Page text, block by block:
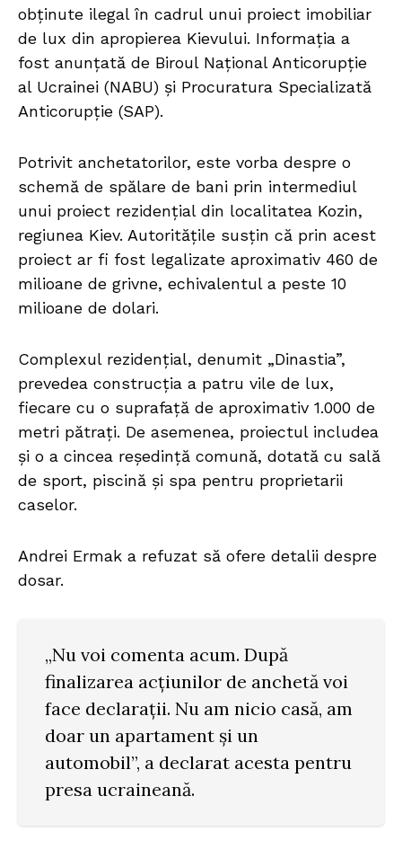
obținute ilegal în cadrul unui proiect imobiliar
de lux din apropierea Kievului. Informația a
fost anunțată de Biroul Național Anticorupție
al Ucrainei (NABU) și Procuratura Specializată
Anticorupție (SAP).
Potrivit anchetatorilor, este vorba despre o
schemă de spălare de bani prin intermediul
unui proiect rezidențial din localitatea Kozin,
regiunea Kiev. Autoritățile susțin că prin acest
proiect ar fi fost legalizate aproximativ 460 de
milioane de grivne, echivalentul a peste 10
milioane de dolari.
Complexul rezidențial, denumit „Dinastia”,
prevedea construcția a patru vile de lux,
fiecare cu o suprafață de aproximativ 1.000 de
metri pătrați. De asemenea, proiectul includea
și o a cincea reședință comună, dotată cu sală
de sport, piscină și spa pentru proprietarii
caselor.
Andrei Ermak a refuzat să ofere detalii despre
dosar.
„Nu voi comenta acum. După
finalizarea acțiunilor de anchetă voi
face declarații. Nu am nicio casă, am
doar un apartament și un
automobil”, a declarat acesta pentru
presa ucraineană.